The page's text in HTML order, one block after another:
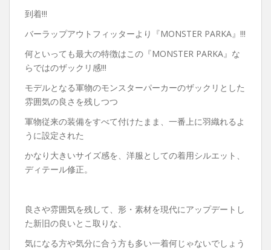
到着!!!
バーラップアウトフィッターより『MONSTER PARKA』!!!
何といっても最大の特徴はこの『MONSTER PARKA』な
らではのザックリ感!!!
モデルとなる軍物のモンスターパーカーのザックリとした
雰囲気の良さを残しつつ
軍物従来の装備をすべて付けたまま、一番上に羽織れるよ
うに設定された
かなり大きいサイズ感を、洋服としての着用シルエット、
ディテール修正。
良さや雰囲気を残して、形・素材を現代にアップデートし
た新旧の良いとこ取りな、
気になる方や気分に合う方も多い一着何じゃないでしょう